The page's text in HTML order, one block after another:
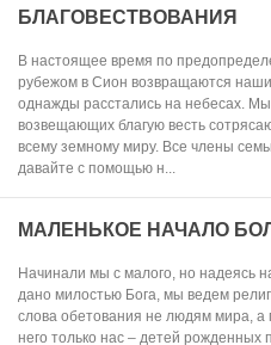
БЛАГОВЕСТВОВАНИЯ
В настоящее время по
рубежом в Сион возвращаются
однажды расстались на небесах.
возвещающих благую весть
всему земному миру. Все члены
давайте с помощью н...
МАЛЕНЬКОЕ НАЧАЛО
Начинали мы с малого, но надеясь
дано милостью Бога, мы ведем
слова обетования не людям мира, а
него только нас – детей